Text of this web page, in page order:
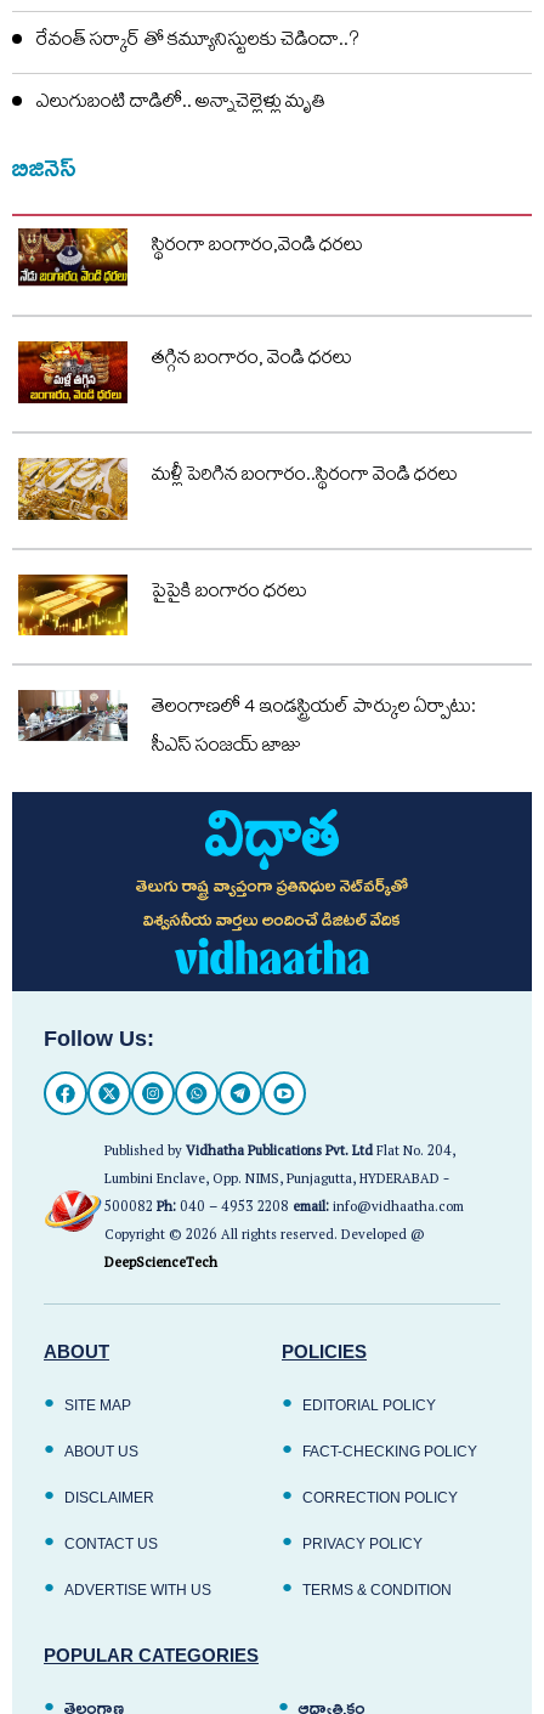
రేవంత్ సర్కార్ తో కమ్యూనిస్టులకు చెడిందా..?
ఎలుగుబంటి దాడిలో.. అన్నాచెల్లెళ్లు మృతి
బిజినెస్
స్థిరంగా బంగారం,వెండి ధరలు
తగ్గిన బంగారం, వెండి ధరలు
మళ్లీ పెరిగిన బంగారం..స్థిరంగా వెండి ధరలు
పైపైకి బంగారం ధరలు
తెలంగాణలో 4 ఇండస్ట్రియల్ పార్కుల ఏర్పాటు:
సీఎస్ సంజయ్ జాజు
తెలుగు రాష్ట్ర వ్యాప్తంగా ప్రతినిధుల నెట్‌వర్క్‌తో
విశ్వసనీయ వార్తలు అందించే డిజిటల్ వేదిక
Follow Us:
Published byVidhatha Publications Pvt. LtdFlat No. 204,
Lumbini Enclave, Opp. NIMS, Punjagutta, HYDERABAD -
500082Ph:040 – 4953 2208 email:info@vidhaatha.com
Copyright © 2026 All rights reserved. Developed @
DeepScienceTech
ABOUT
SITE MAP
ABOUT US
DISCLAIMER
CONTACT US
ADVERTISE WITH US
POLICIES
EDITORIAL POLICY
FACT-CHECKING POLICY
CORRECTION POLICY
PRIVACY POLICY
TERMS & CONDITION
POPULAR CATEGORIES
తెలంగాణ ఆధ్యాత్మికం